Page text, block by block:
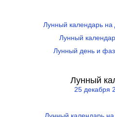
Лунный календарь на
Лунный
Лунный день и
Лунный
25 декабря